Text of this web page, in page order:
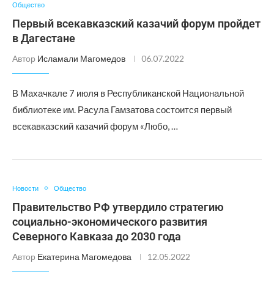
Общество
Первый всекавказский казачий форум пройдет
в Дагестане
Автор Исламали Магомедов 06.07.2022
В Махачкале 7 июля в Республиканской Национальной
библиотеке им. Расула Гамзатова состоится первый
всекавказский казачий форум «Любо, …
Новости Общество
Правительство РФ утвердило стратегию
социально-экономического развития
Северного Кавказа до 2030 года
Автор Екатерина Магомедова 12.05.2022